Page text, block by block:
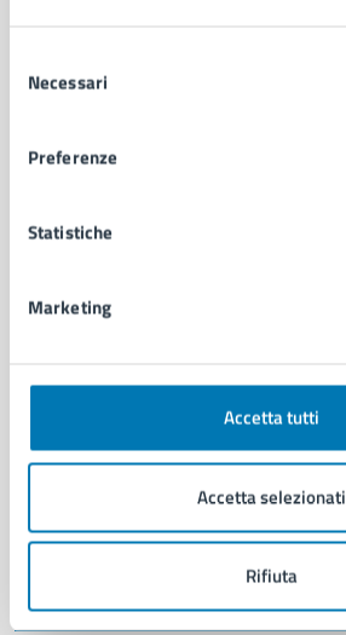
delNecessari
Preferenze
Statistiche
Marketing
Accetta tutti
Accetta selezionati
Rifiuta
Personale amministrativo
Documenti e dati
Ambiente
Autorizzazioni
Educazione e formazione
Giustizia e sicurezza pubblica
Imprese e commercio
Vita lavorativa
NOVITÀ